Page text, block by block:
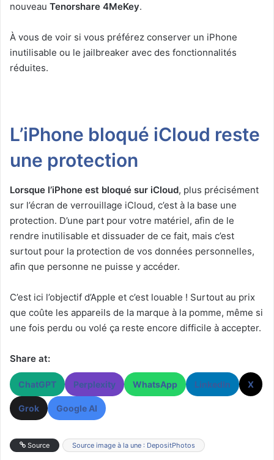
nouveau Tenorshare 4MeKey.
À vous de voir si vous préférez conserver un iPhone
inutilisable ou le jailbreaker avec des fonctionnalités
réduites.
L’iPhone bloqué iCloud reste
une protection
Lorsque l’iPhone est bloqué sur iCloud, plus précisément
sur l’écran de verrouillage iCloud, c’est à la base une
protection. D’une part pour votre matériel, afin de le
rendre inutilisable et dissuader de ce fait, mais c’est
surtout pour la protection de vos données personnelles,
afin que personne ne puisse y accéder.
C’est ici l’objectif d’Apple et c’est louable ! Surtout au prix
que coûte les appareils de la marque à la pomme, même si
une fois perdu ou volé ça reste encore difficile à accepter.
Share at:
ChatGPT Perplexity WhatsApp LinkedIn X
Grok Google AI
Source Source image à la une : DepositPhotos